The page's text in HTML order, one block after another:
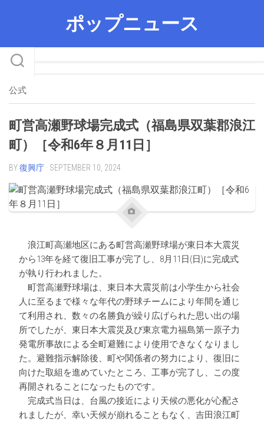
ポップニュース
公式
町営高瀬野球場完成式（福島県双葉郡浪江
町）［令和6年８月11日］
BY復興庁 · SEPTEMBER 10, 2024
浪江町高瀬地区にある町営高瀬野球場が東日本大震災
から13年を経て復旧工事が完了し、8月11日(日)に完成式
が執り行われました。
町営高瀬野球場は、東日本大震災前は小学生から社会
人に至るまで様々な年代の野球チームにより年間を通じ
て利用され、数々の名勝負が繰り広げられた思い出の場
所でしたが、東日本大震災及び東京電力福島第一原子力
発電所事故による全町避難により使用できなくなりまし
た。避難指示解除後、町や関係者の努力により、復旧に
向けた取組を進めていたところ、工事が完了し、この度
再開されることになったものです。
完成式当日は、台風の接近により天候の悪化が心配さ
れましたが、幸い天候が崩れることもなく、吉田浪江町